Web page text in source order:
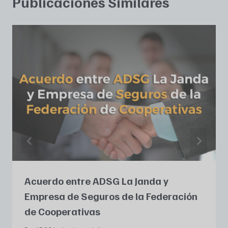
Acuerdo entre ADSG La Janda y
Empresa de Seguros de la Federación
de Cooperativas